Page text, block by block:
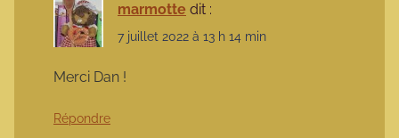
marmotte dit :
7 juillet 2022 à 13 h 14 min
Merci Dan !
Répondre